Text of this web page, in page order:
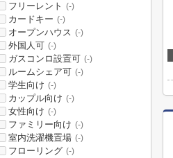
フリーレント (-)
カードキー (-)
オープンハウス (-)
外国人可 (-)
ガスコンロ設置可 (-)
ルームシェア可 (-)
学生向け (-)
カップル向け (-)
女性向け (-)
ファミリー向け (-)
室内洗濯機置場 (-)
フローリング (-)